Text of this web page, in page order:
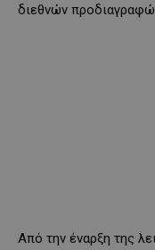
διεθνών
Από την έναρξη της